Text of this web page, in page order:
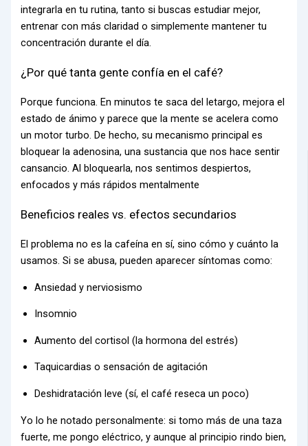
integrarla en tu rutina, tanto si buscas estudiar mejor,
entrenar con más claridad o simplemente mantener tu
concentración durante el día.
¿Por qué tanta gente confía en el café?
Porque funciona. En minutos te saca del letargo, mejora el
estado de ánimo y parece que la mente se acelera como
un motor turbo. De hecho, su mecanismo principal es
bloquear la adenosina, una sustancia que nos hace sentir
cansancio. Al bloquearla, nos sentimos despiertos,
enfocados y más rápidos mentalmente
Beneficios reales vs. efectos secundarios
El problema no es la cafeína en sí, sino cómo y cuánto la
usamos. Si se abusa, pueden aparecer síntomas como:
Ansiedad y nerviosismo
Insomnio
Aumento del cortisol (la hormona del estrés)
Taquicardias o sensación de agitación
Deshidratación leve (sí, el café reseca un poco)
Yo lo he notado personalmente: si tomo más de una taza
fuerte, me pongo eléctrico, y aunque al principio rindo bien,